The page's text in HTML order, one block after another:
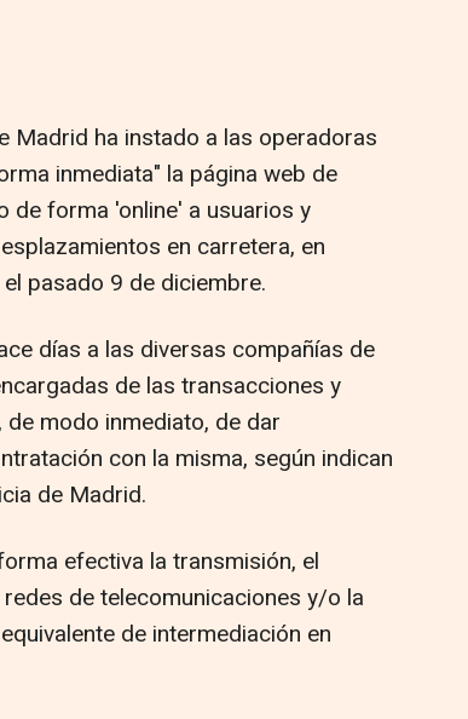
Madrid ha instado a las operadoras
inmediata" la página web de
de forma 'online' a usuarios y
en carretera, en
pasado 9 de diciembre.
días a las diversas compañías de
de las transacciones y
modo inmediato, de dar
con la misma, según indican
de Madrid.
efectiva la transmisión, el
de telecomunicaciones y/o la
de intermediación en